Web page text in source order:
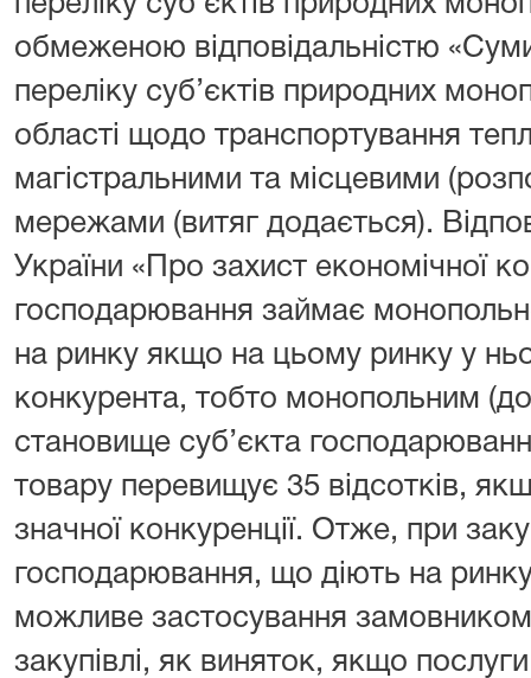
обмеженою відповідальністю
переліку суб’єктів природних
області щодо транспортування
магістральними та місцевими
мережами (витяг додається).
України «Про захист економічної
господарювання займає
на ринку якщо на цьому ринку у
конкурента, тобто монопольним
становище суб’єкта
товару перевищує 35 відсотків,
значної конкуренції. Отже, при
господарювання, що діють на
можливе застосування
закупівлі, як виняток, якщо